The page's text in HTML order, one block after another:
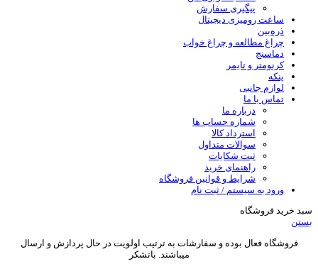
پیگیری سفارش
ساعت‌ رومیزی دیجیتال
ذره‌بین‌
چراغ مطالعه و چراغ خواب
دماسنج‌
کرنومتر و تایمر
پنکه
لوازم جانبی
تماس با ما
درباره ما
شماره حساب ها
استرداد کالا
سوالات متداول
ثبت شکایات
راهنمای خرید
شرایط و قوانین فروشگاه
ورود به سیستم / ثبت نام
سبد خرید فروشگاه
بستن
فروشگاه فعال بوده و سفارشات به ترتیب اولویت در حال پردازش و ارسال
میباشند. باتشکر